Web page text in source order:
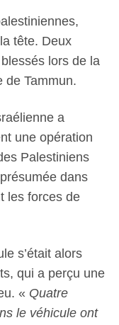
tête. Deux
lors de la
de Tammun.
a
une opération
Palestiniens
dans
les forces de
s’était alors
qui a perçu une
« Quatre
le véhicule ont